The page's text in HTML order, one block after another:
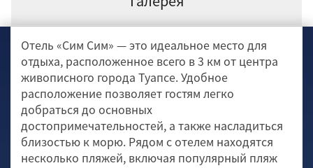
Отель «Сим Сим» — это идеальное место для
отдыха, расположенное всего в 3 км от центра
живописного города Туапсе. Удобное
расположение позволяет гостям легко
добраться до основных
достопримечательностей, а также насладиться
близостью к морю. Рядом с отелем находятся
несколько пляжей, включая популярный пляж